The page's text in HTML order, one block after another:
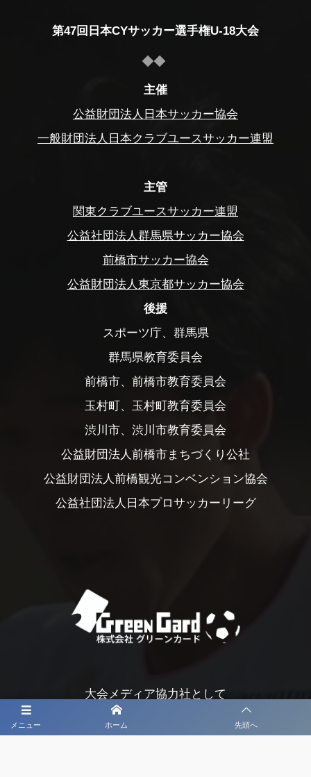
メニュー ホーム 先頭へ
第47回日本CYサッカー選手権U-18大会
主催
公益財団法人日本サッカー協会
一般財団法人日本クラブユースサッカー連盟
主管
関東クラブユースサッカー連盟
公益社団法人群馬県サッカー協会
前橋市サッカー協会
公益財団法人東京都サッカー協会
後援
スポーツ庁、群馬県
群馬県教育委員会
前橋市、前橋市教育委員会
玉村町、玉村町教育委員会
渋川市、渋川市教育委員会
公益財団法人前橋市まちづくり公社
公益財団法人前橋観光コンベンション協会
公益社団法人日本プロサッカーリーグ
大会メディア協力社として
大会価値向上を目指し